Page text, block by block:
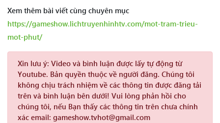
Xem thêm bài viết cùng chuyên mục
https://gameshow.lichtruyenhinhtv.com/mot-tram-trieu-
mot-phut/
Xin lưu ý: Video và bình luận được lấy tự động từ
Youtube. Bản quyền thuộc về người đăng. Chúng tôi
không chịu trách nhiệm về các thông tin được đăng tải
trên và bình luận bên dưới! Vui lòng phản hồi cho
chúng tôi, nếu Bạn thấy các thông tin trên chưa chính
xác email: gameshow.tvhot@gmail.com